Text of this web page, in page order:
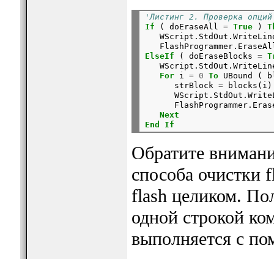
'Листинг 2. Проверка
If ( doEraseAll = True )
ElseIf ( doEraseBlocks =
For i = 0 To UBound (
      strBlock
= blocks(i)
Next
End
If
Обратите
способа очистки
flash целиком.
одной строкой
выполняется с